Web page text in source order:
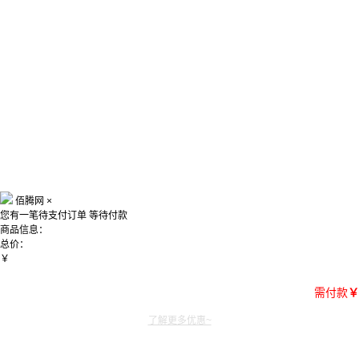
佰腾网 ×
您有一笔待支付订单 等待付款
商品信息：
总价：
￥
需付款￥
了解更多优惠~